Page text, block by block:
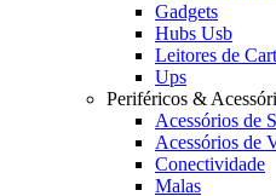
Gadgets
Hubs Usb
Leitores de
Ups
Periféricos &
Acessórios de
Acessórios de
Conectividade
Malas